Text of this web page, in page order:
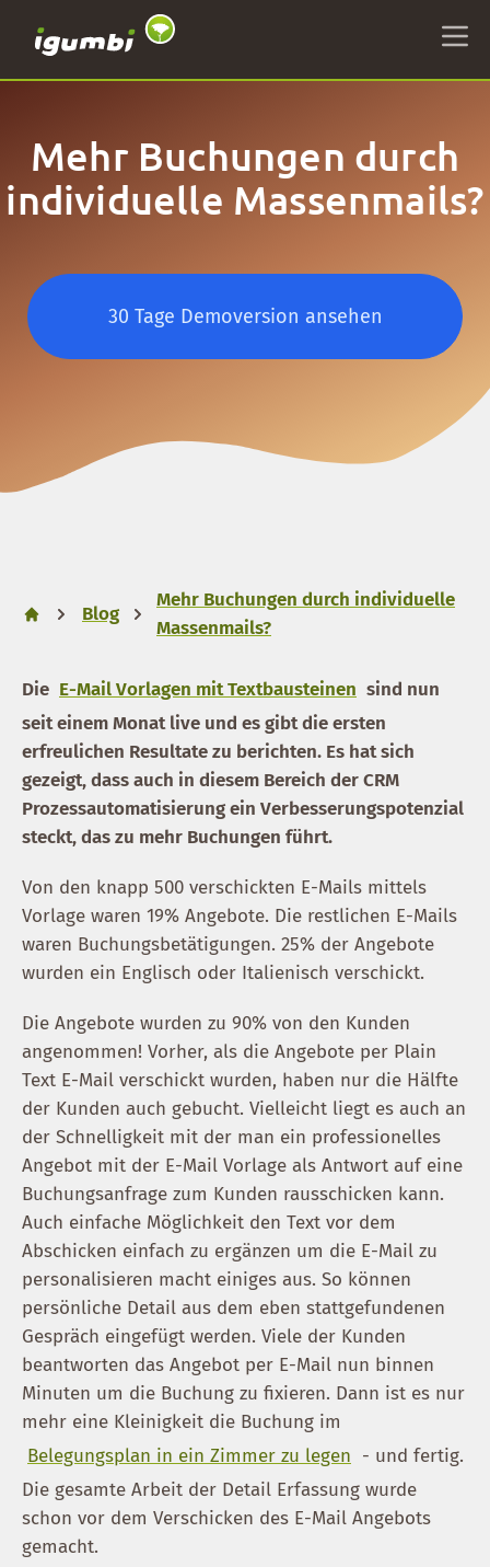
Mehr Buchungen durch
individuelle Massenmails?
30 Tage Demoversion ansehen
Blog
Mehr Buchungen durch individuelle
Massenmails?
Die E-Mail Vorlagen mit Textbausteinen sind nun
seit einem Monat live und es gibt die ersten
erfreulichen Resultate zu berichten. Es hat sich
gezeigt, dass auch in diesem Bereich der CRM
Prozessautomatisierung ein Verbesserungspotenzial
steckt, das zu mehr Buchungen führt.
Von den knapp 500 verschickten E-Mails mittels
Vorlage waren 19% Angebote. Die restlichen E-Mails
waren Buchungsbetätigungen. 25% der Angebote
wurden ein Englisch oder Italienisch verschickt.
Die Angebote wurden zu 90% von den Kunden
angenommen! Vorher, als die Angebote per Plain
Text E-Mail verschickt wurden, haben nur die Hälfte
der Kunden auch gebucht. Vielleicht liegt es auch an
der Schnelligkeit mit der man ein professionelles
Angebot mit der E-Mail Vorlage als Antwort auf eine
Buchungsanfrage zum Kunden rausschicken kann.
Auch einfache Möglichkeit den Text vor dem
Abschicken einfach zu ergänzen um die E-Mail zu
personalisieren macht einiges aus. So können
persönliche Detail aus dem eben stattgefundenen
Gespräch eingefügt werden. Viele der Kunden
beantworten das Angebot per E-Mail nun binnen
Minuten um die Buchung zu fixieren. Dann ist es nur
mehr eine Kleinigkeit die Buchung im
Belegungsplan in ein Zimmer zu legen - und fertig.
Die gesamte Arbeit der Detail Erfassung wurde
schon vor dem Verschicken des E-Mail Angebots
gemacht.